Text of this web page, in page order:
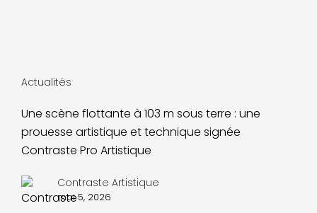
Actualités
Une scène flottante à 103 m sous terre : une
prouesse artistique et technique signée
Contraste Pro Artistique
Contraste Artistique
mai 5, 2026